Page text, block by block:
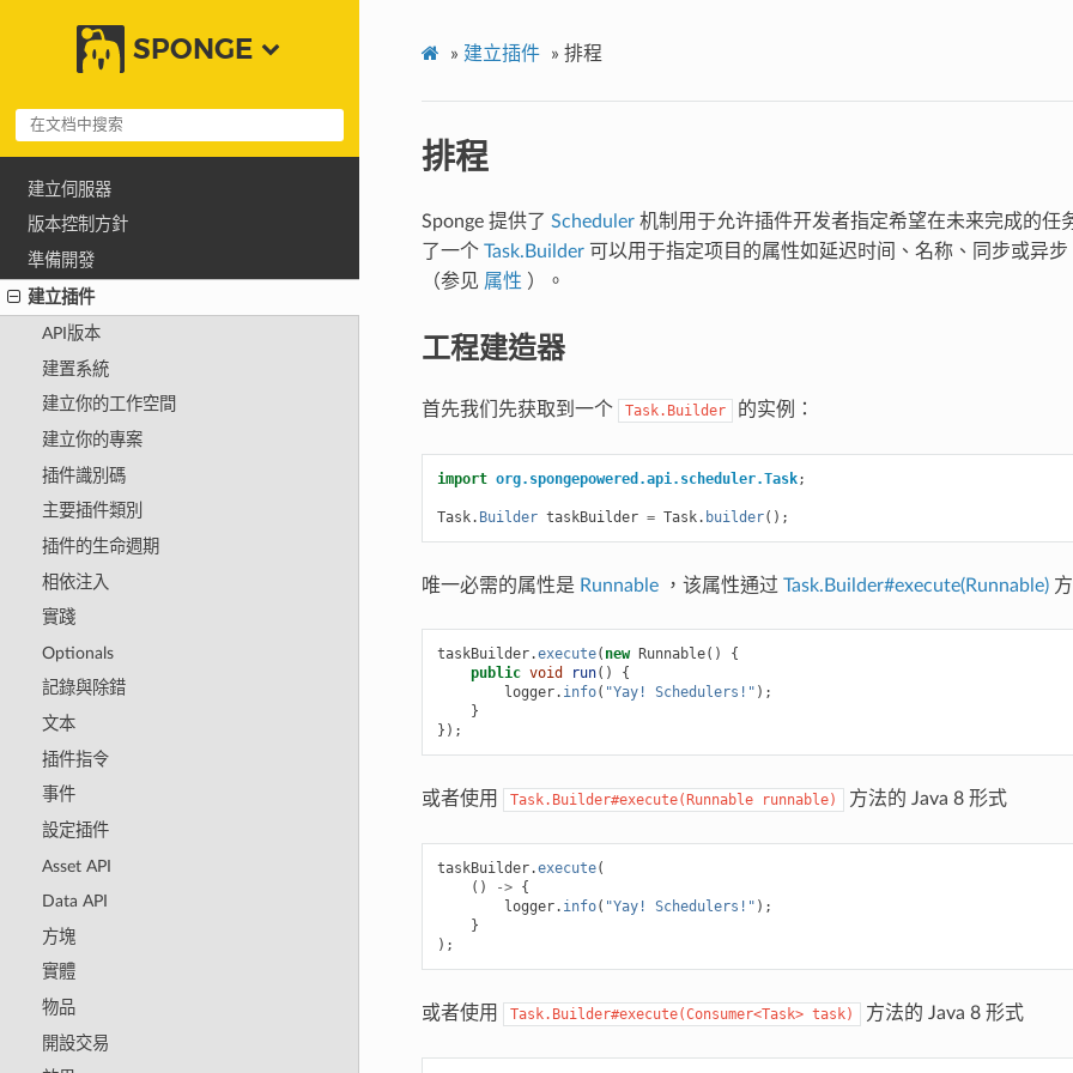
SPONGE
建立伺服器
版本控制方針
準備開發
建立插件
API版本
建置系統
建立你的工作空間
建立你的專案
插件識別碼
主要插件類別
插件的生命週期
相依注入
實踐
Optionals
記錄與除錯
文本
插件指令
事件
設定插件
Asset API
Data API
方塊
實體
物品
開設交易
» 建立插件 » 排程
排程
Sponge 提供了 Scheduler机制用于允许插件开发者指定希望在未来完成的任
了一个 Task.Builder可以用于指定项目的属性如延迟时间、名称、同步或异
（参见 属性 ）。
工程建造器
首先我们先获取到一个 Task.Builder 的实例：
import org.spongepowered.api.scheduler.Task;
Task. Builder taskBuilder = Task. builder();
唯一必需的属性是 Runnable，该属性通过 Task.Builder#execute(Runnable)方
taskBuilder.execute( new Runnable()
{
public void run()
{
logger. info( "Yay! Schedulers!" );
}
});
或者使用 Task.Builder#execute(Runnable runnable) 方法的 Java 8 形式
taskBuilder.execute(
()
-> {
logger. info( "Yay! Schedulers!" );
}
);
或者使用 Task.Builder#execute(Consumer<Task> task) 方法的 Java 8 形式